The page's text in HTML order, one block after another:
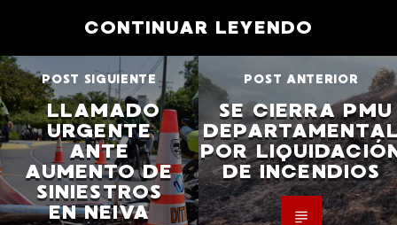
CONTINUAR LEYENDO
POST SIGUIENTE
LLAMADO
URGENTE
ANTE
AUMENTO DE
SINIESTROS
EN NEIVA
POST ANTERIOR
SE CIERRA PMU
POR
DE INCENDIOS